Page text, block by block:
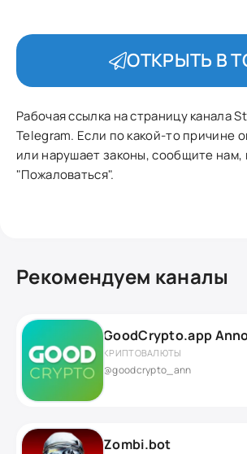
ОТКРЫТЬ В
Рабочая ссылка на страницу канала
Telegram. Если по какой-то причине
или нарушает законы, сообщите нам,
"Пожаловаться".
Рекомендуем каналы
GoodCrypto.app
КРИПТОВАЛЮТЫ
@goodcrypto_ann
Zombi.bot